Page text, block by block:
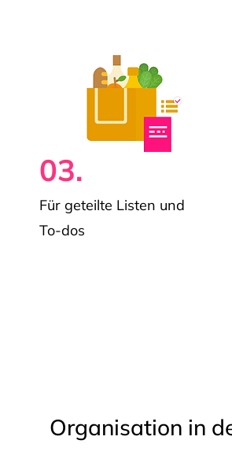
03.
Für geteilte Listen und
To-dos
Organisation in